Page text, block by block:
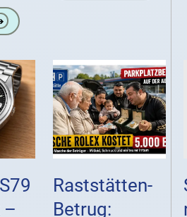
–
Raststätten-
Betrug: